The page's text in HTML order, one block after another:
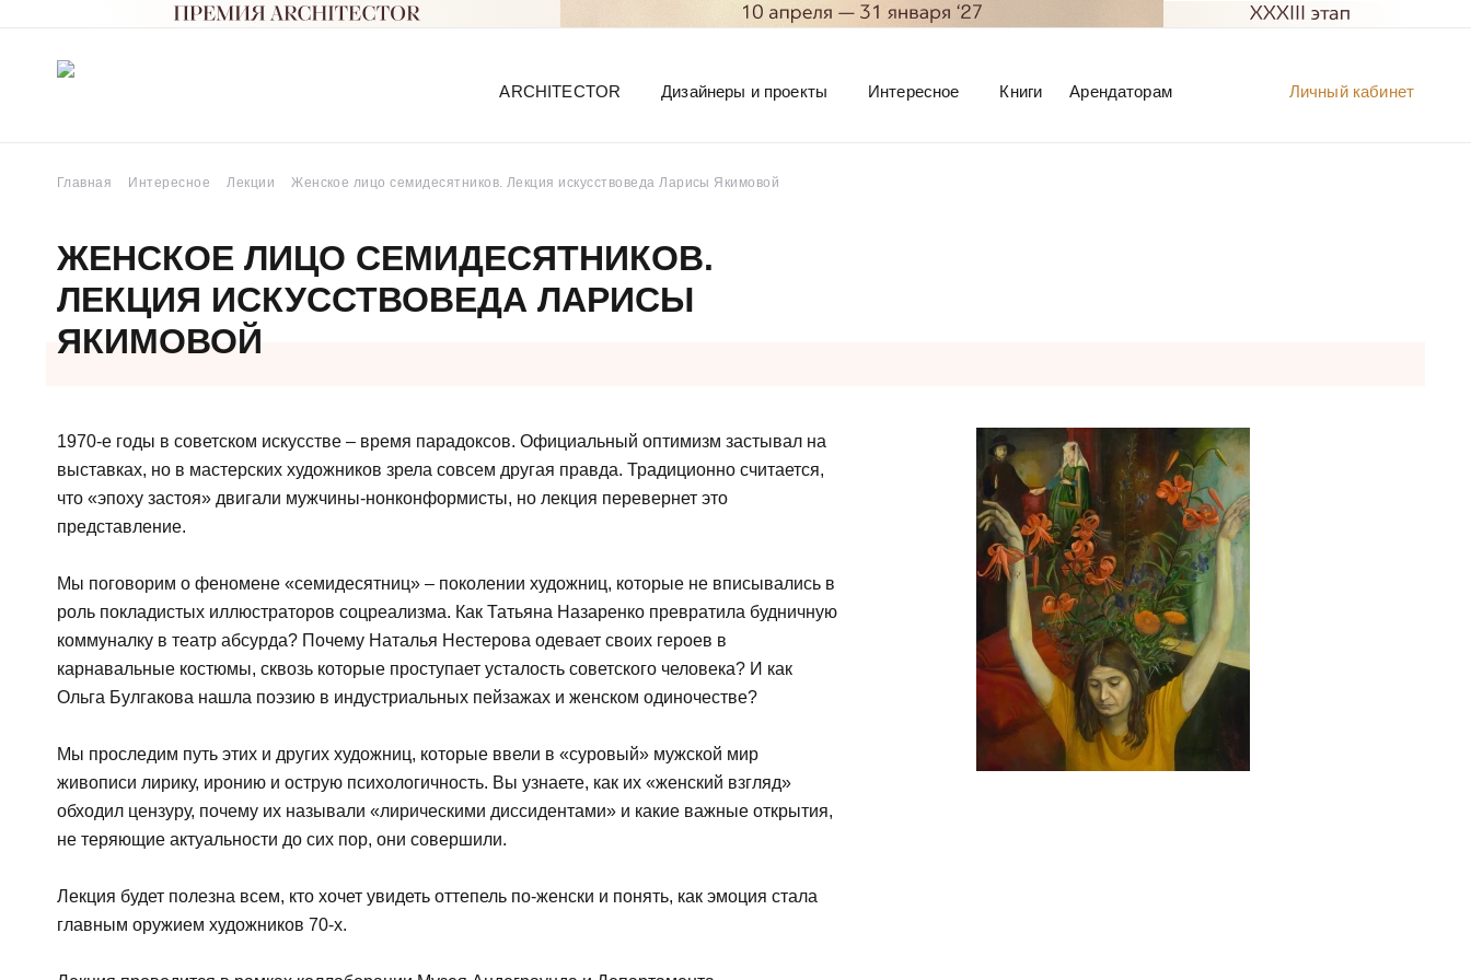
Личный кабинет
ARCHITECTOR Дизайнеры и проекты Интересное Книги Арендаторам
Главная Интересное Лекции Женское лицо семидесятников. Лекция искусствоведа Ларисы Якимовой
ЖЕНСКОЕ ЛИЦО СЕМИДЕСЯТНИКОВ.
ЛЕКЦИЯ ИСКУССТВОВЕДА ЛАРИСЫ
ЯКИМОВОЙ
1970-е годы в советском искусстве – время парадоксов. Официальный оптимизм застывал на
выставках, но в мастерских художников зрела совсем другая правда. Традиционно считается,
что «эпоху застоя» двигали мужчины-нонконформисты, но лекция перевернет это
представление.
Мы поговорим о феномене «семидесятниц» – поколении художниц, которые не вписывались в
роль покладистых иллюстраторов соцреализма. Как Татьяна Назаренко превратила будничную
коммуналку в театр абсурда? Почему Наталья Нестерова одевает своих героев в
карнавальные костюмы, сквозь которые проступает усталость советского человека? И как
Ольга Булгакова нашла поэзию в индустриальных пейзажах и женском одиночестве?
Мы проследим путь этих и других художниц, которые ввели в «суровый» мужской мир
живописи лирику, иронию и острую психологичность. Вы узнаете, как их «женский взгляд»
обходил цензуру, почему их называли «лирическими диссидентами» и какие важные открытия,
не теряющие актуальности до сих пор, они совершили.
Лекция будет полезна всем, кто хочет увидеть оттепель по-женски и понять, как эмоция стала
главным оружием художников 70-х.